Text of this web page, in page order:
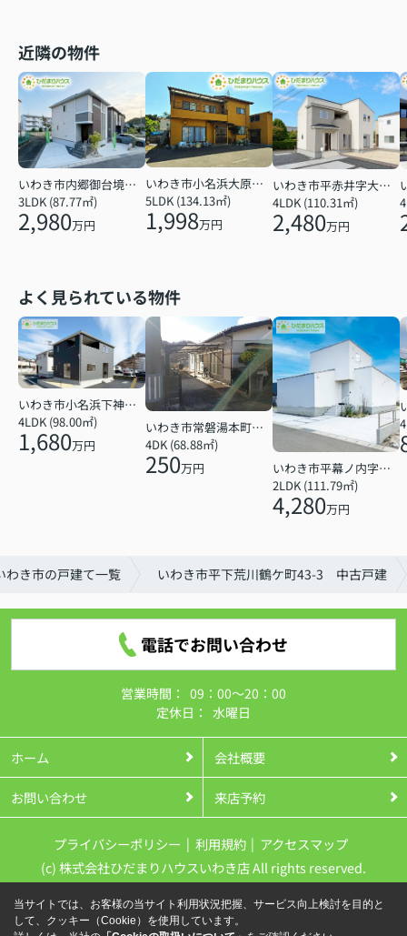
近隣の物件
いわき市内郷御台境町新町前
3LDK (87.77㎡)
2,980万円
いわき市小名浜大原字下小滝
5LDK (134.13㎡)
1,998万円
いわき市平赤井字大根内
4LDK (110.31㎡)
2,480万円
よく見られている物件
いわき市小名浜下神白字館ノ腰
4LDK (98.00㎡)
1,680万円
いわき市常磐湯本町天神
4DK (68.88㎡)
250万円
いわき市平幕ノ内字西田
2LDK (111.79㎡)
4,280万円
わき市の戸建て一覧 いわき市平下荒川鶴ケ町43-3 中古戸建
電話でお問い合わせ
営業時間： 09：00～20：00
定休日： 水曜日
ホーム 会社概要
お問い合わせ 来店予約
プライバシーポリシー 利用規約
アクセスマップ
(c) 株式会社ひだまりハウスいわき店 All rights reserved.
当サイトでは、お客様の当サイト利用状況把握、サービス向上検討を目的と
して、クッキー（Cookie）を使用しています。